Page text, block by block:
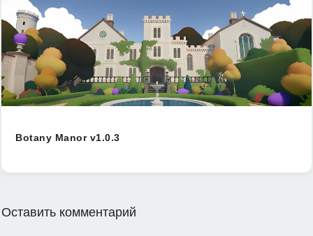
Botany Manor v1.0.3
Оставить комментарий